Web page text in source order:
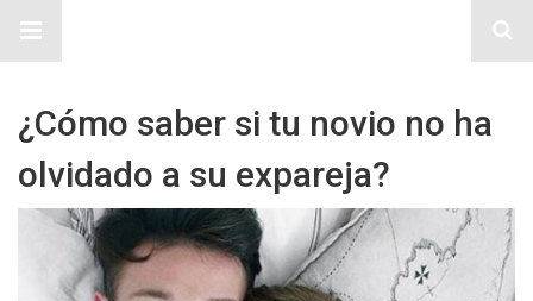
¿Cómo saber si tu novio no ha
olvidado a su expareja?